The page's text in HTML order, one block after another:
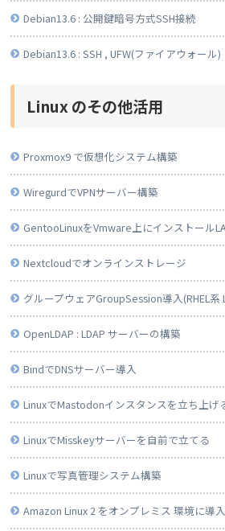
Debian13.6 : 公開鍵暗号方式SSH接続
Debian13.6 : SSH , UFW(ファイアウォール)
Linux のその他活用
Proxmox9 で仮想化システム構築
WiregurdでVPNサーバー構築
GentooLinuxをVmware上にインストール
Nextcloudでオンラインストレージ
グループウェアGroupSession導入(RHEL系
OpenLDAP : LDAP サーバーの構築
BindでDNSサーバー導入
LinuxでMastodonインスタンスを立ち上げ
LinuxでMisskeyサーバーを自前で立てる
Linuxで写真管理システム構築
Amazon Linux 2 をオンプレミス 環境に導入